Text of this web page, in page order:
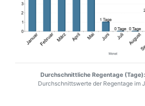
Durchschnittliche Regentage (Tage):
Durchschnittswerte der Regentage im